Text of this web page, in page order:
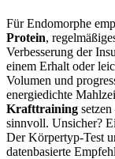
Für Endomorphe
Protein,
Verbesserung der
einem Erhalt oder
Volumen und
energiedichte
Krafttraining
sinnvoll. Unsicher?
Der Körpertyp‑Test
datenbasierte